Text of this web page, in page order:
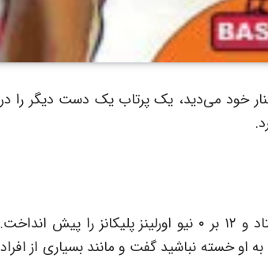
خود می‌دید، یک پرتاب یک دست دیگر را در
پس از آن اعلام خطا شد و ویلیامسون پشت خط ایستاد و ۱۲ بر ۰ نیو اورلینز پلیکانز را پیش انداخت.
او خسته نباشید گفت و مانند بسیاری از افراد